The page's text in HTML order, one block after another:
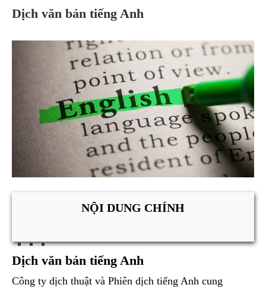
Dịch văn bản tiếng Anh
NỘI DUNG CHÍNH
Dịch văn bản tiếng Anh
Công ty dịch thuật và Phiên dịch tiếng Anh cung